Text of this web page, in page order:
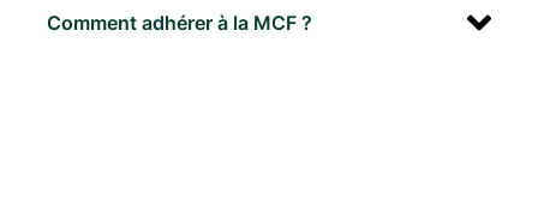
Comment adhérer à la MCF ?